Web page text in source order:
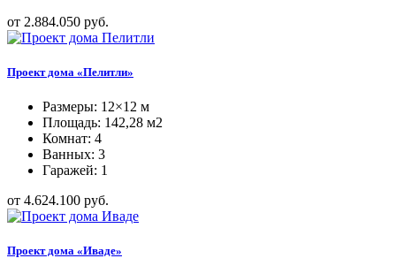
от 2.884.050 руб.
Проект дома «Пелитли»
Размеры: 12×12 м
Площадь: 142,28 м2
Комнат: 4
Ванных: 3
Гаражей: 1
от 4.624.100 руб.
Проект дома «Иваде»